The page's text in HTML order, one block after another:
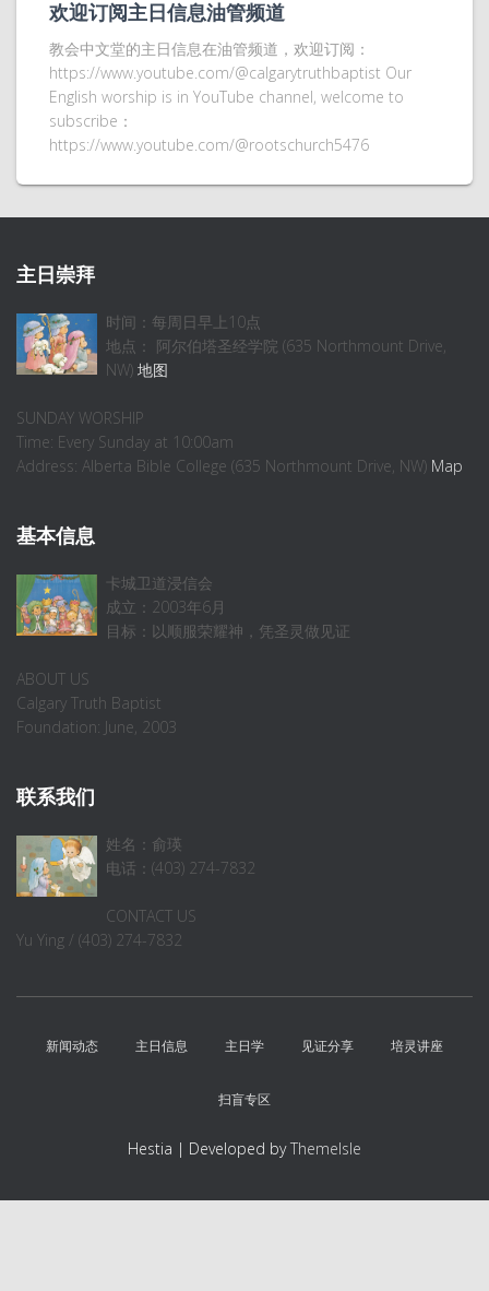
欢迎订阅主日信息油管频道
教会中文堂的主日信息在油管频道，欢迎订阅：
https://www.youtube.com/@calgarytruthbaptist Our
English worship is in YouTube channel, welcome to
subscribe：
https://www.youtube.com/@rootschurch5476
主日崇拜
时间：每周日早上10点
地点： 阿尔伯塔圣经学院 (635 Northmount Drive,
NW) 地图
SUNDAY WORSHIP
Time: Every Sunday at 10:00am
Address: Alberta Bible College (635 Northmount Drive, NW) Map
基本信息
卡城卫道浸信会
成立：2003年6月
目标：以顺服荣耀神，凭圣灵做见证
ABOUT US
Calgary Truth Baptist
Foundation: June, 2003
联系我们
姓名：俞瑛
电话：(403) 274-7832
CONTACT US
Yu Ying / (403) 274-7832
新闻动态 主日信息 主日学 见证分享 培灵讲座
扫盲专区
Hestia | Developed byThemeIsle